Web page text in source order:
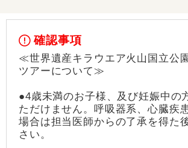
確認事項
≪世界遺産キラウエア火山国立公
ツアーについて≫
●4歳未満のお子様、及び妊娠中の
ただけません。呼吸器系、心臓疾
場合は担当医師からの了承を得た
さい。